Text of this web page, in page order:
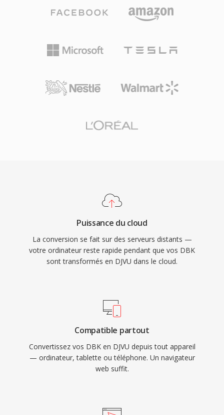
Puissance du cloud
La conversion se fait sur des serveurs distants —
votre ordinateur reste rapide pendant que vos DBK
sont transformés en DJVU dans le cloud.
Compatible partout
Convertissez vos DBK en DJVU depuis tout appareil
— ordinateur, tablette ou téléphone. Un navigateur
web suffit.